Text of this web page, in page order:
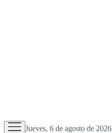
Jueves, 6 de agosto de 2026